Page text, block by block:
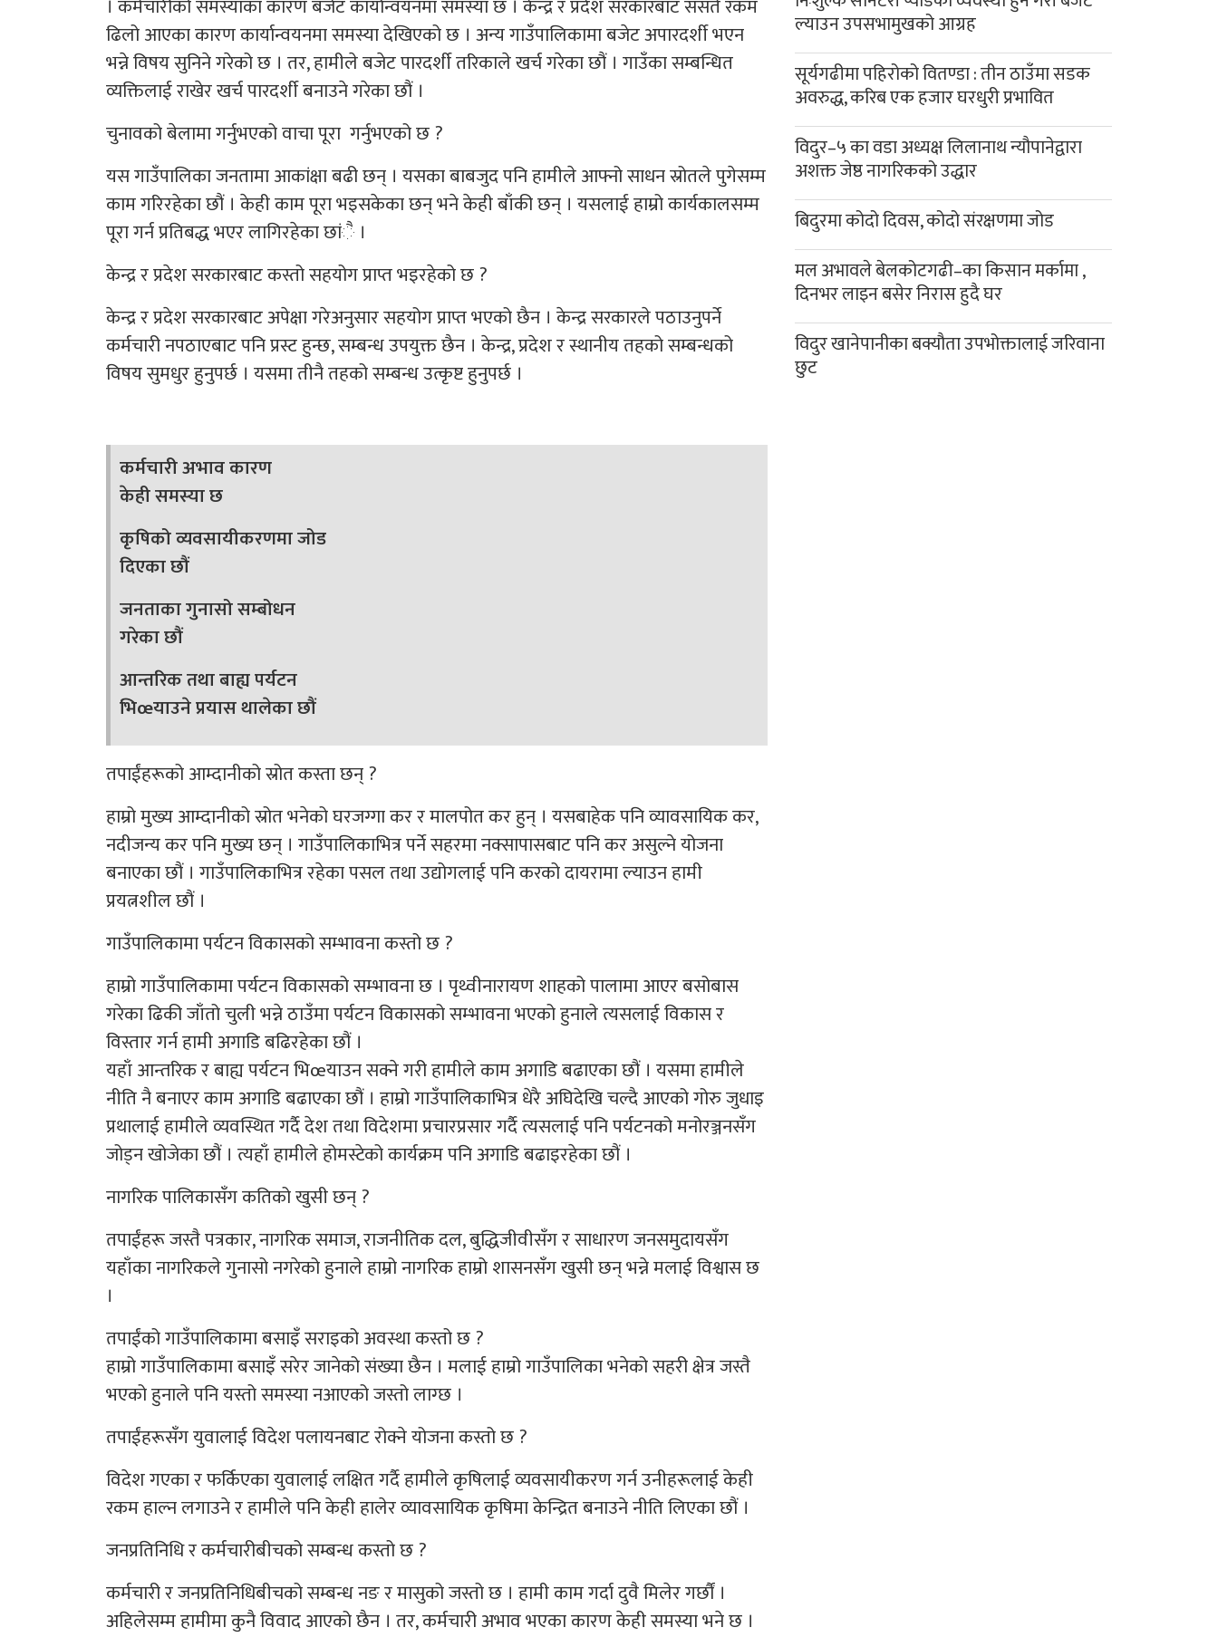
। कर्मचारीको समस्याका कारण बजेट कार्यान्वयनमा समस्या छ । केन्द्र र प्रदेश सरकारबाट ससर्त रकम
ढिलो आएका कारण कार्यान्वयनमा समस्या देखिएको छ । अन्य गाउँपालिकामा बजेट अपारदर्शी भएन
भन्ने विषय सुनिने गरेको छ । तर, हामीले बजेट पारदर्शी तरिकाले खर्च गरेका छौं । गाउँका सम्बन्धित
व्यक्तिलाई राखेर खर्च पारदर्शी बनाउने गरेका छौं ।
चुनावको बेलामा गर्नुभएको वाचा पूरा गर्नुभएको छ ?
यस गाउँपालिका जनतामा आकांक्षा बढी छन् । यसका बाबजुद पनि हामीले आफ्नो साधन स्रोतले पुगेसम्म
काम गरिरहेका छौं । केही काम पूरा भइसकेका छन् भने केही बाँकी छन् । यसलाई हाम्रो कार्यकालसम्म
पूरा गर्न प्रतिबद्ध भएर लागिरहेका छांै ।
केन्द्र र प्रदेश सरकारबाट कस्तो सहयोग प्राप्त भइरहेको छ ?
केन्द्र र प्रदेश सरकारबाट अपेक्षा गरेअनुसार सहयोग प्राप्त भएको छैन । केन्द्र सरकारले पठाउनुपर्ने
कर्मचारी नपठाएबाट पनि प्रस्ट हुन्छ, सम्बन्ध उपयुक्त छैन । केन्द्र, प्रदेश र स्थानीय तहको सम्बन्धको
विषय सुमधुर हुनुपर्छ । यसमा तीनै तहको सम्बन्ध उत्कृष्ट हुनुपर्छ ।
कर्मचारी अभाव कारण
केही समस्या छ
कृषिको व्यवसायीकरणमा जोड
दिएका छौं
जनताका गुनासो सम्बोधन
गरेका छौं
आन्तरिक तथा बाह्य पर्यटन
भिœयाउने प्रयास थालेका छौं
तपाईंहरूको आम्दानीको स्रोत कस्ता छन् ?
हाम्रो मुख्य आम्दानीको स्रोत भनेको घरजग्गा कर र मालपोत कर हुन् । यसबाहेक पनि व्यावसायिक कर,
नदीजन्य कर पनि मुख्य छन् । गाउँपालिकाभित्र पर्ने सहरमा नक्सापासबाट पनि कर असुल्ने योजना
बनाएका छौं । गाउँपालिकाभित्र रहेका पसल तथा उद्योगलाई पनि करको दायरामा ल्याउन हामी
प्रयत्नशील छौं ।
गाउँपालिकामा पर्यटन विकासको सम्भावना कस्तो छ ?
हाम्रो गाउँपालिकामा पर्यटन विकासको सम्भावना छ । पृथ्वीनारायण शाहको पालामा आएर बसोबास
गरेका ढिकी जाँतो चुली भन्ने ठाउँमा पर्यटन विकासको सम्भावना भएको हुनाले त्यसलाई विकास र
विस्तार गर्न हामी अगाडि बढिरहेका छौं ।
यहाँ आन्तरिक र बाह्य पर्यटन भिœयाउन सक्ने गरी हामीले काम अगाडि बढाएका छौं । यसमा हामीले
नीति नै बनाएर काम अगाडि बढाएका छौं । हाम्रो गाउँपालिकाभित्र धेरै अघिदेखि चल्दै आएको गोरु जुधाइ
प्रथालाई हामीले व्यवस्थित गर्दै देश तथा विदेशमा प्रचारप्रसार गर्दै त्यसलाई पनि पर्यटनको मनोरञ्जनसँग
जोड्न खोजेका छौं । त्यहाँ हामीले होमस्टेको कार्यक्रम पनि अगाडि बढाइरहेका छौं ।
नागरिक पालिकासँग कतिको खुसी छन् ?
तपाईंहरू जस्तै पत्रकार, नागरिक समाज, राजनीतिक दल, बुद्धिजीवीसँग र साधारण जनसमुदायसँग
यहाँका नागरिकले गुनासो नगरेको हुनाले हाम्रो नागरिक हाम्रो शासनसँग खुसी छन् भन्ने मलाई विश्वास छ
।
तपाईंको गाउँपालिकामा बसाइँ सराइको अवस्था कस्तो छ ?
हाम्रो गाउँपालिकामा बसाइँ सरेर जानेको संख्या छैन । मलाई हाम्रो गाउँपालिका भनेको सहरी क्षेत्र जस्तै
भएको हुनाले पनि यस्तो समस्या नआएको जस्तो लाग्छ ।
तपाईंहरूसँग युवालाई विदेश पलायनबाट रोक्ने योजना कस्तो छ ?
विदेश गएका र फर्किएका युवालाई लक्षित गर्दै हामीले कृषिलाई व्यवसायीकरण गर्न उनीहरूलाई केही
रकम हाल्न लगाउने र हामीले पनि केही हालेर व्यावसायिक कृषिमा केन्द्रित बनाउने नीति लिएका छौं ।
जनप्रतिनिधि र कर्मचारीबीचको सम्बन्ध कस्तो छ ?
कर्मचारी र जनप्रतिनिधिबीचको सम्बन्ध नङ र मासुको जस्तो छ । हामी काम गर्दा दुवै मिलेर गर्छौं ।
अहिलेसम्म हामीमा कुनै विवाद आएको छैन । तर, कर्मचारी अभाव भएका कारण केही समस्या भने छ ।
ल्याउन उपसभामुखको आग्रह
सूर्यगढीमा पहिरोको वितण्डा : तीन ठाउँमा सडक
अवरुद्ध, करिब एक हजार घरधुरी प्रभावित
विदुर–५ का वडा अध्यक्ष लिलानाथ न्यौपानेद्वारा
अशक्त जेष्ठ नागरिकको उद्धार
बिदुरमा कोदो दिवस, कोदो संरक्षणमा जोड
मल अभावले बेलकोटगढी–का किसान मर्कामा ,
दिनभर लाइन बसेर निरास हुदै घर
विदुर खानेपानीका बक्यौता उपभोक्तालाई जरिवाना
छुट